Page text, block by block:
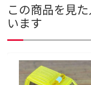
この商品を見
います